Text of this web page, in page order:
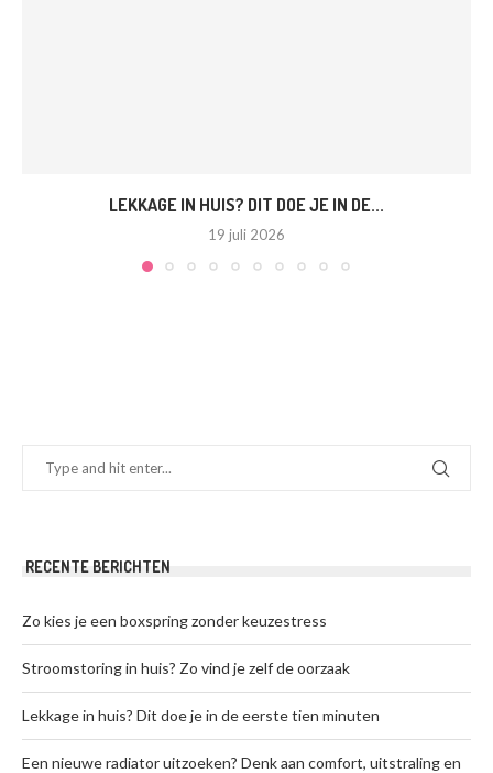
LEKKAGE IN HUIS? DIT DOE JE IN DE...
19 juli 2026
RECENTE BERICHTEN
Zo kies je een boxspring zonder keuzestress
Stroomstoring in huis? Zo vind je zelf de oorzaak
Lekkage in huis? Dit doe je in de eerste tien minuten
Een nieuwe radiator uitzoeken? Denk aan comfort, uitstraling en